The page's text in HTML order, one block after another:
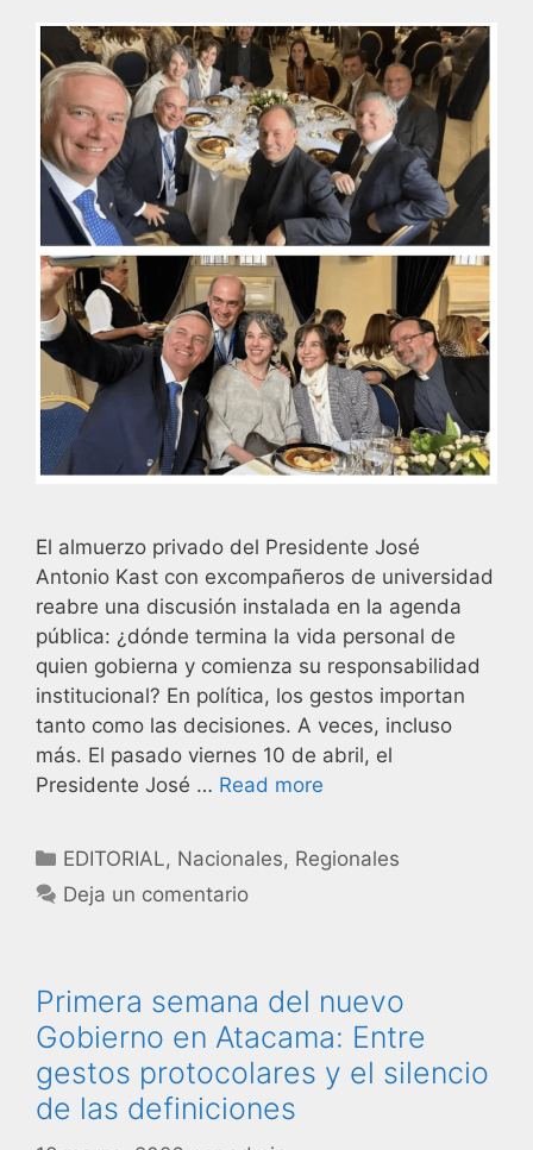
El almuerzo privado del Presidente José
Antonio Kast con excompañeros de universidad
reabre una discusión instalada en la agenda
pública: ¿dónde termina la vida personal de
quien gobierna y comienza su responsabilidad
institucional? En política, los gestos importan
tanto como las decisiones. A veces, incluso
más. El pasado viernes 10 de abril, el
Presidente José … Read more
EDITORIAL, Nacionales, Regionales
Deja un comentario
Primera semana del nuevo
Gobierno en Atacama: Entre
gestos protocolares y el silencio
de las definiciones